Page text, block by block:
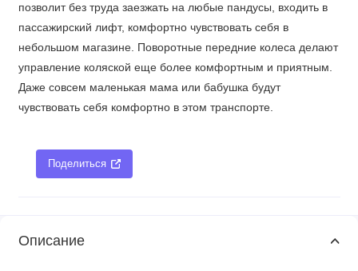
позволит без труда заезжать на любые пандусы, входить в
пассажирский лифт, комфортно чувствовать себя в
небольшом магазине. Поворотные передние колеса делают
управление коляской еще более комфортным и приятным.
Даже совсем маленькая мама или бабушка будут
чувствовать себя комфортно в этом транспорте.
Поделиться
Описание